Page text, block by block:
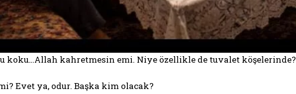
koku…Allah kahretmesin emi. Niye özellikle de tuvalet köşelerinde?
Evet ya, odur. Başka kim olacak?